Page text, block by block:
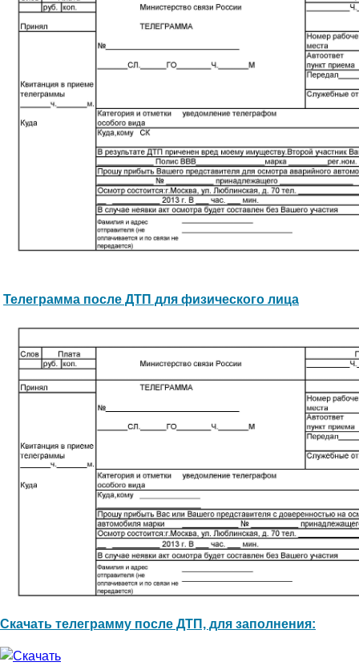
Телеграмма после ДТП для физического лица
Скачать телеграмму после ДТП, для заполнения: